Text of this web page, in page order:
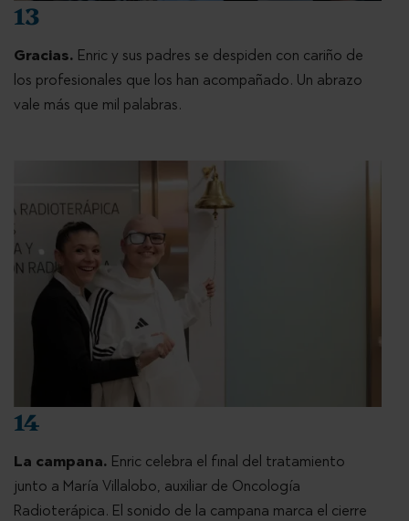
13
Gracias. Enric y sus padres se despiden con cariño de
los profesionales que los han acompañado. Un abrazo
vale más que mil palabras.
14
La campana. Enric celebra el final del tratamiento
junto a María Villalobo, auxiliar de Oncología
Radioterápica. El sonido de la campana marca el cierre